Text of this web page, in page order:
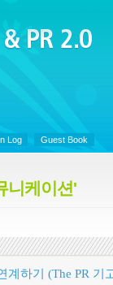
&
Log Guest Book
니케이션'
계하기 (The PR 기